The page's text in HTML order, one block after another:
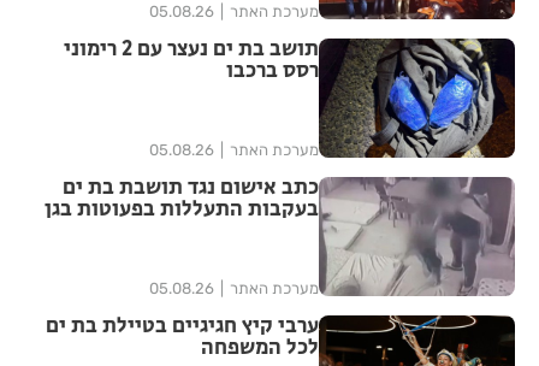
מערכת האתר 05.08.26
תושב בת ים נעצר עם 2 רימוני
רסס ברכבו
מערכת האתר 05.08.26
כתב אישום נגד תושבת בת ים
בעקבות התעללות בפעוטות בגן
מערכת האתר 05.08.26
ערבי קיץ חגיגיים בטיילת בת ים
לכל המשפחה